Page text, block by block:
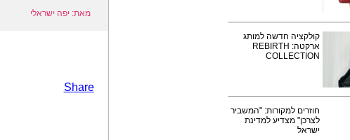
קולקציה חדשה למותג
ארקטה: REBIRTH
COLLECTION
חוזרים למקורות: "המשביר
לצרכן" מצדיע למדינת
ישראל
מאת: יפה ישראלי
Share